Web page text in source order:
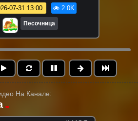
07-31 13:00 2.0K
Песочница
На Канале: